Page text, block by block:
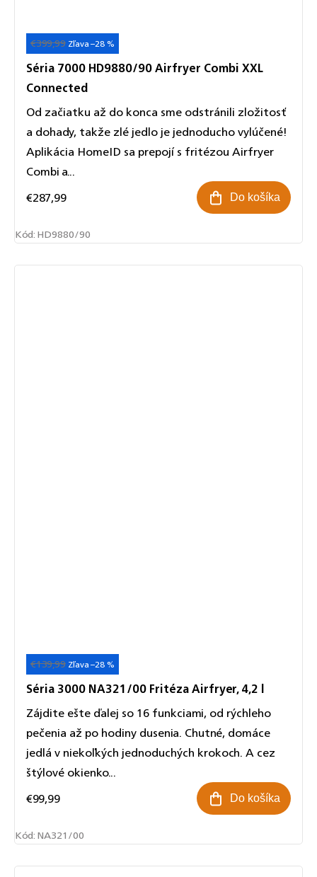
Akcia
€399,99 –28 %
Séria 7000 HD9880/90 Airfryer Combi XXL
Connected
€287,99 Do košíka
Od začiatku až do konca sme odstránili zložitosť
a dohady, takže zlé jedlo je jednoducho vylúčené!
Aplikácia HomeID sa prepojí s fritézou Airfryer
Combi a...
Kód:HD9880/90
Akcia
€139,99 –28 %
Séria 3000 NA321/00 Fritéza Airfryer, 4,2 l
€99,99 Do košíka
Zájdite ešte ďalej so 16 funkciami, od rýchleho
pečenia až po hodiny dusenia. Chutné, domáce
jedlá v niekoľkých jednoduchých krokoch. A cez
štýlové okienko...
Kód:NA321/00